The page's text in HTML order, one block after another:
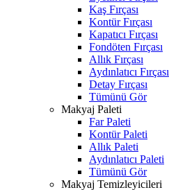
Kaş Fırçası
Kontür Fırçası
Kapatıcı Fırçası
Fondöten Fırçası
Allık Fırçası
Aydınlatıcı Fırçası
Detay Fırçası
Tümünü Gör
Makyaj Paleti
Far Paleti
Kontür Paleti
Allık Paleti
Aydınlatıcı Paleti
Tümünü Gör
Makyaj Temizleyicileri